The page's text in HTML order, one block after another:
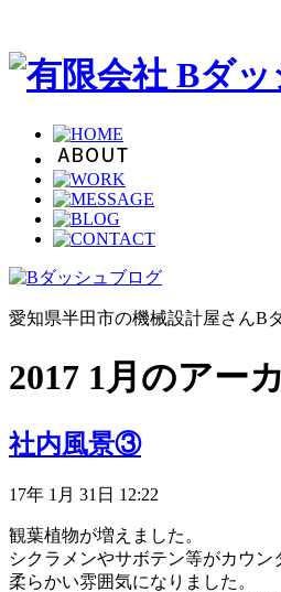
愛知県半田市の機械設計屋さんB
2017 1月のアー
社内風景③
17年 1月 31日 12:22
観葉植物が増えました。
シクラメンやサボテン等がカウン
柔らかい雰囲気になりました。